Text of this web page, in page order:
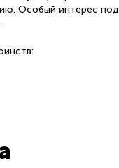
Особый интерес